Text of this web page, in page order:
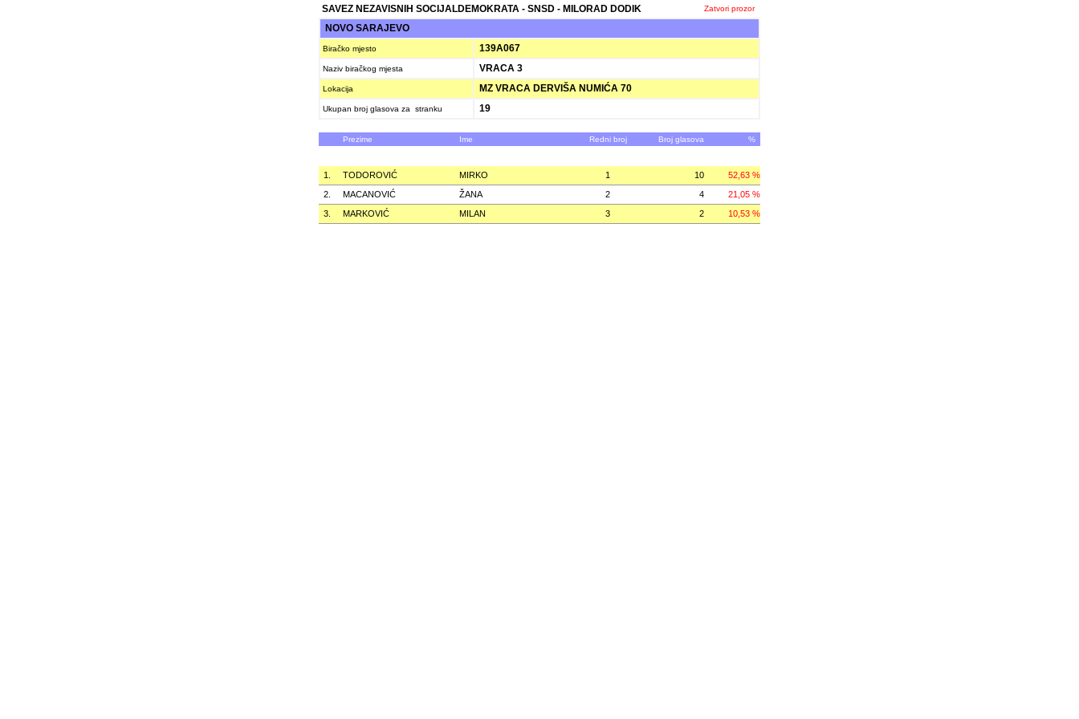
SAVEZ NEZAVISNIH SOCIJALDEMOKRATA - SNSD - MILORAD DODIK Zatvori prozor
NOVO SARAJEVO
Biračko mjesto 139A067
Naziv biračkog mjesta VRACA 3
Lokacija MZ VRACA DERVIŠA NUMIĆA 70
Ukupan broj glasova za stranku 19
Prezime Ime Redni broj Broj glasova %
1. TODOROVIĆ MIRKO 1 10
52,63 %
2.
MACANOVIĆ ŽANA 2 4
21,05 %
3.
MARKOVIĆ MILAN 3 2 10,53 %